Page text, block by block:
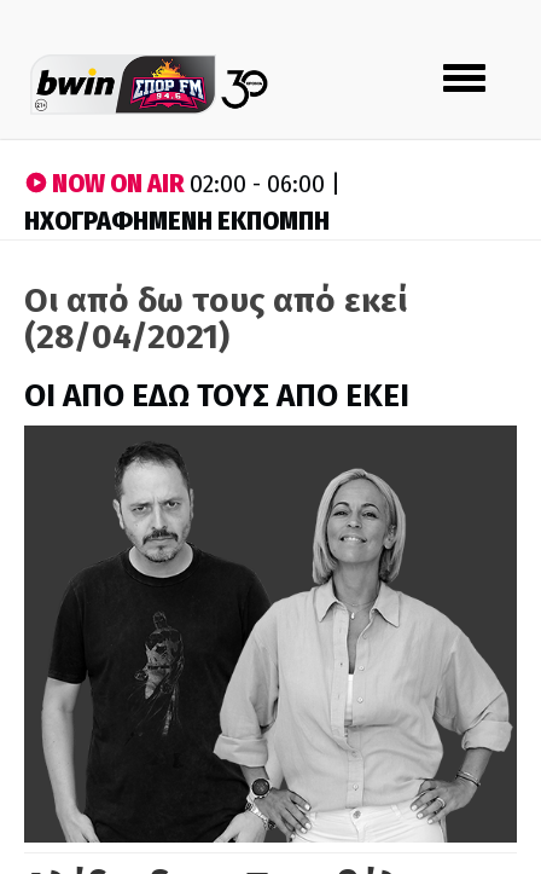
Toggle
navigation
NOW ON AIR02:00 - 06:00 |
ΗΧΟΓΡΑΦΗΜΕΝΗ ΕΚΠΟΜΠΗ
Οι από δω τους από εκεί
(28/04/2021)
ΟΙ ΑΠΟ ΕΔΩ ΤΟΥΣ ΑΠΟ ΕΚΕΙ